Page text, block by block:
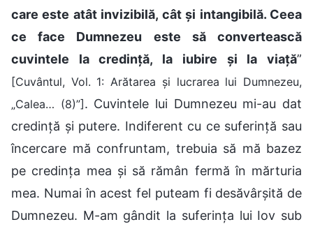
care este atât invizibilă, cât și intangibilă. Ceea
ce face Dumnezeu este să convertească
cuvintele la credință, la iubire și la viață”
[Cuvântul, Vol. 1: Arătarea și lucrarea lui Dumnezeu,
„Calea… (8)”]. Cuvintele lui Dumnezeu mi-au dat
credință și putere. Indiferent cu ce suferință sau
încercare mă confruntam, trebuia să mă bazez
pe credința mea și să rămân fermă în mărturia
mea. Numai în acest fel puteam fi desăvârșită de
Dumnezeu. M-am gândit la suferința lui Iov sub